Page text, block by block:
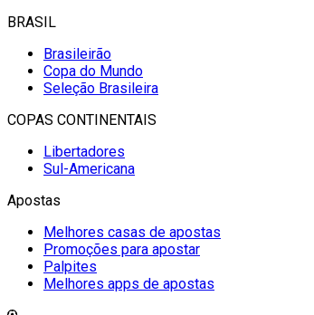
BRASIL
Brasileirão
Copa do Mundo
Seleção Brasileira
COPAS CONTINENTAIS
Libertadores
Sul-Americana
Apostas
Melhores casas de apostas
Promoções para apostar
Palpites
Melhores apps de apostas